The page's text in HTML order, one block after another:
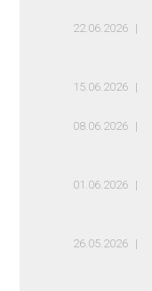
22.06.2026
15.06.2026
08.06.2026
01.06.2026
26.05.2026